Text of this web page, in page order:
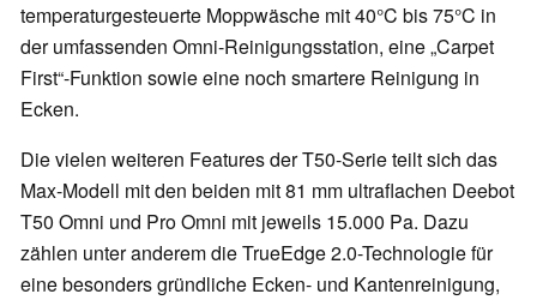
temperaturgesteuerte Moppwäsche mit 40°C bis 75°C in
der umfassenden Omni-Reinigungsstation, eine „Carpet
First“-Funktion sowie eine noch smartere Reinigung in
Ecken.
Die vielen weiteren Features der T50-Serie teilt sich das
Max-Modell mit den beiden mit 81 mm ultraflachen Deebot
T50 Omni und Pro Omni mit jeweils 15.000 Pa. Dazu
zählen unter anderem die TrueEdge 2.0-Technologie für
eine besonders gründliche Ecken- und Kantenreinigung,